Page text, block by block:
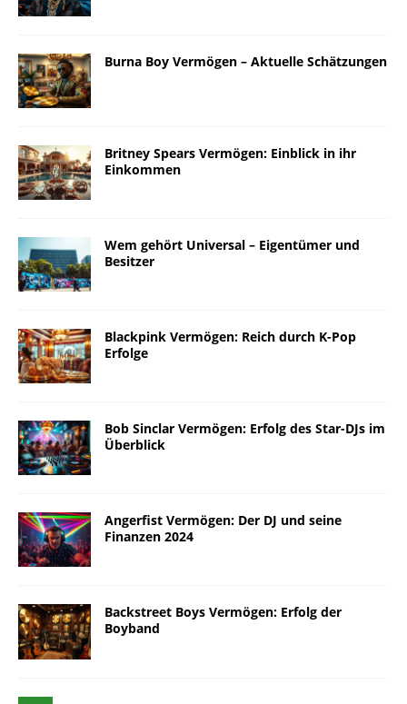
Burna Boy Vermögen – Aktuelle Schätzungen
Britney Spears Vermögen: Einblick in ihr
Einkommen
Wem gehört Universal – Eigentümer und
Besitzer
Blackpink Vermögen: Reich durch K-Pop
Erfolge
Bob Sinclar Vermögen: Erfolg des Star-DJs im
Überblick
Angerfist Vermögen: Der DJ und seine
Finanzen 2024
Backstreet Boys Vermögen: Erfolg der
Boyband